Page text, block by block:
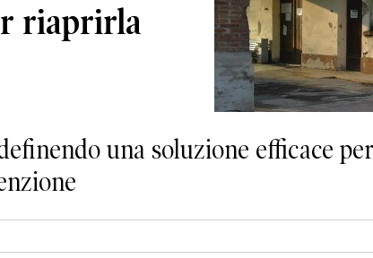
riaprirla
una soluzione efficace